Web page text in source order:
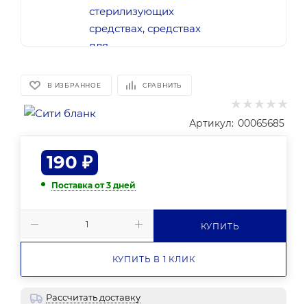
В ИЗБРАННОЕ СРАВНИТЬ
Артикул: 00065685
190 ₽
Поставка от 3 дней
КУПИТЬ
КУПИТЬ В 1 КЛИК
Рассчитать доставку